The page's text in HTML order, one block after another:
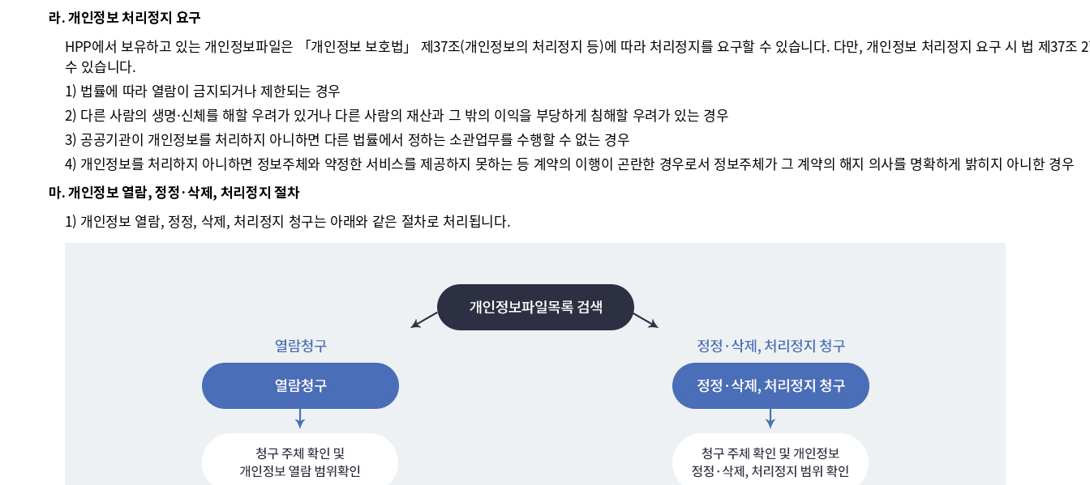
라. 개인정보 처리정지 요구
HPP에서 보유하고 있는 개인정보파일은 「개인정보 보호법」 제37조(개인정보의 처리정지 등)에 따라 처리정지를 요구할 수 있습니다. 다만, 개인정보 처리정지 요구 시 법 제37조
수 있습니다.
1) 법률에 따라 열람이 금지되거나 제한되는 경우
2) 다른 사람의 생명·신체를 해할 우려가 있거나 다른 사람의 재산과 그 밖의 이익을 부당하게 침해할 우려가 있는 경우
3) 공공기관이 개인정보를 처리하지 아니하면 다른 법률에서 정하는 소관업무를 수행할 수 없는 경우
4) 개인정보를 처리하지 아니하면 정보주체와 약정한 서비스를 제공하지 못하는 등 계약의 이행이 곤란한 경우로서 정보주체가 그 계약의 해지 의사를 명확하게 밝히지 아니한 경우
마. 개인정보 열람, 정정·삭제, 처리정지 절차
1) 개인정보 열람, 정정, 삭제, 처리정지 청구는 아래와 같은 절차로 처리됩니다.